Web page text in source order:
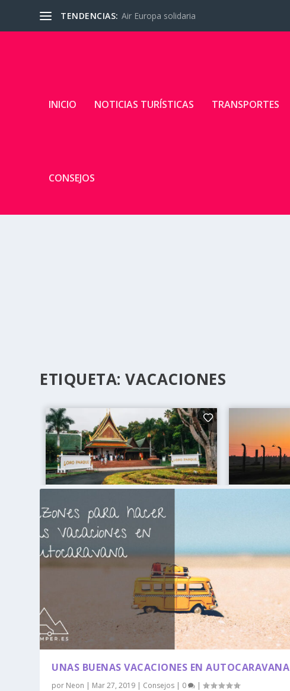
TENDENCIAS: Air Europa solidaria
INICIO NOTICIAS TURÍSTICAS TRANSPORTES
CONSEJOS
ETIQUETA:VACACIONES
UNAS BUENAS VACACIONES EN AUTOCARAVANA
por Neon | Mar 27, 2019 | Consejos | 0 |